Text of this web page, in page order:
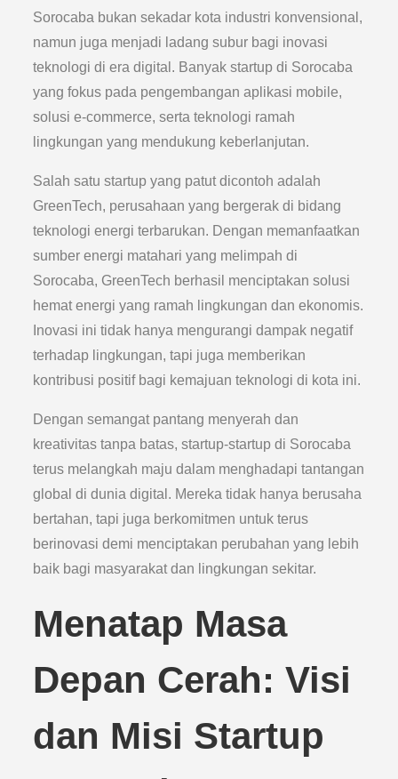
Sorocaba bukan sekadar kota industri konvensional,
namun juga menjadi ladang subur bagi inovasi
teknologi di era digital. Banyak startup di Sorocaba
yang fokus pada pengembangan aplikasi mobile,
solusi e-commerce, serta teknologi ramah
lingkungan yang mendukung keberlanjutan.
Salah satu startup yang patut dicontoh adalah
GreenTech, perusahaan yang bergerak di bidang
teknologi energi terbarukan. Dengan memanfaatkan
sumber energi matahari yang melimpah di
Sorocaba, GreenTech berhasil menciptakan solusi
hemat energi yang ramah lingkungan dan ekonomis.
Inovasi ini tidak hanya mengurangi dampak negatif
terhadap lingkungan, tapi juga memberikan
kontribusi positif bagi kemajuan teknologi di kota ini.
Dengan semangat pantang menyerah dan
kreativitas tanpa batas, startup-startup di Sorocaba
terus melangkah maju dalam menghadapi tantangan
global di dunia digital. Mereka tidak hanya berusaha
bertahan, tapi juga berkomitmen untuk terus
berinovasi demi menciptakan perubahan yang lebih
baik bagi masyarakat dan lingkungan sekitar.
Menatap Masa
Depan Cerah: Visi
dan Misi Startup